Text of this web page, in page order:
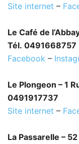
Site internet –
Le Café de
Tél. 0491668757
Facebook –
Le Plongeon – 1
0491917737
Site internet –
La Passarelle –